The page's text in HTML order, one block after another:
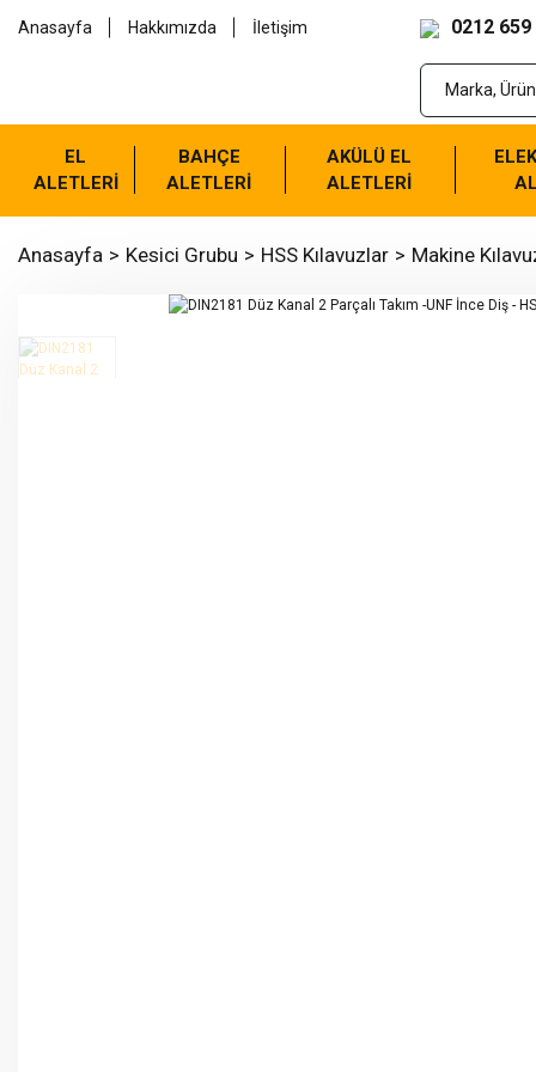
Anasayfa Hakkımızda İletişim 0212 659
EL
ALETLERİ
BAHÇE
ALETLERİ
AKÜLÜ EL
ALETLERİ
Anasayfa Kesici Grubu HSS Kılavuzlar Makine